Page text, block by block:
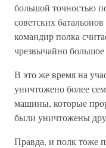
большой точностью
советских
командир полка
чрезвычайно
В это же время на
уничтожено более
машины, которые
были уничтожены
Правда, и полк тоже